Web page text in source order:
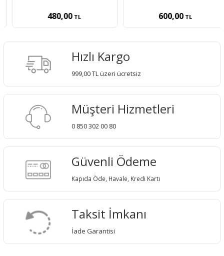
480,00TL 600,00TL
Hızlı Kargo
999,00 TL üzeri ücretsiz
Müşteri Hizmetleri
0 850 302 00 80
Güvenli Ödeme
Kapıda Öde, Havale, Kredi Kartı
Taksit İmkanı
İade Garantisi